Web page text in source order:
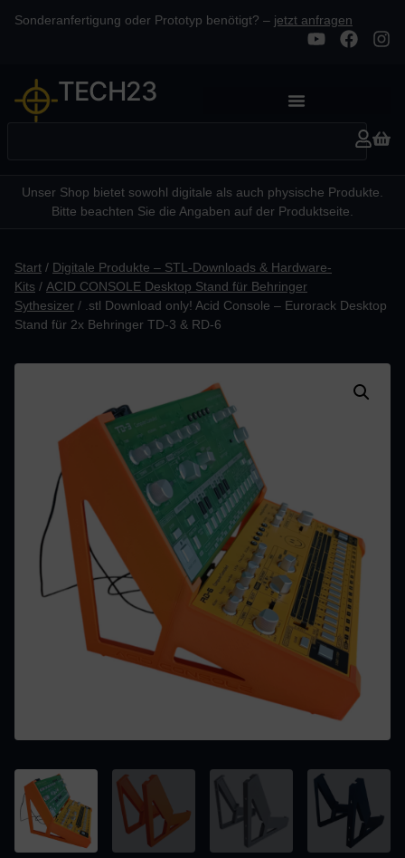
Sonderanfertigung oder Prototyp benötigt? – jetzt anfragen
TECH23
Unser Shop bietet sowohl digitale als auch physische Produkte.
Bitte beachten Sie die Angaben auf der Produktseite.
Start / Digitale Produkte – STL-Downloads & Hardware-
Kits / ACID CONSOLE Desktop Stand für Behringer
Sythesizer / .stl Download only! Acid Console – Eurorack Desktop
Stand für 2x Behringer TD-3 & RD-6